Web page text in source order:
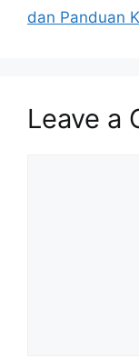
dan Panduan
Leave a